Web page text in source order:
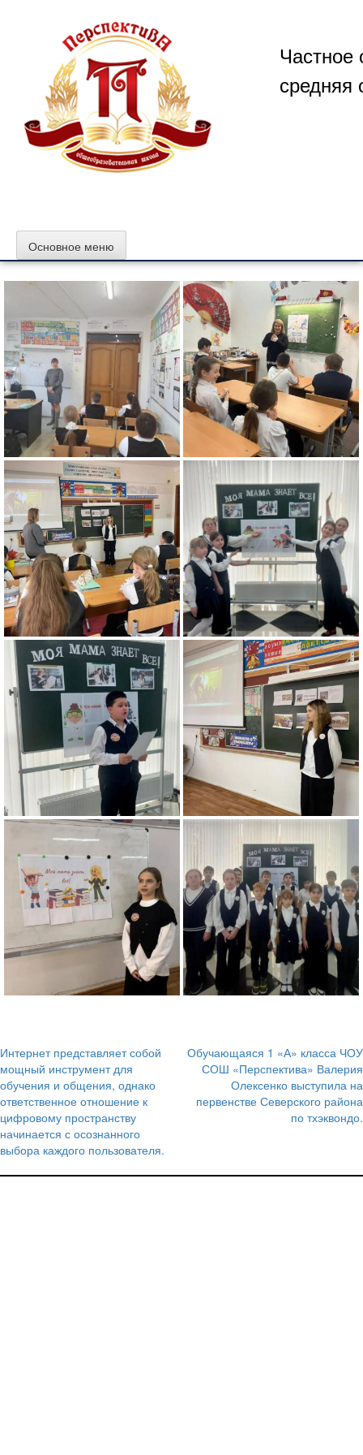
содержимому
Частное
средняя
Основное меню
Навигация
по
записям
Интернет представляет собой
мощный инструмент для
обучения и общения, однако
ответственное отношение к
цифровому пространству
начинается с осознанного
выбора каждого пользователя.
Обучающаяся 1 «А» класса ЧОУ
СОШ «Перспектива» Валерия
Олексенко выступила на
первенстве Северского района
по тхэквондо.